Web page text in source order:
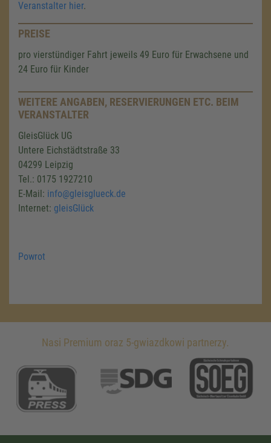
Veranstalter hier.
PREISE
pro vierstündiger Fahrt jeweils 49 Euro für Erwachsene und
24 Euro für Kinder
WEITERE ANGABEN, RESERVIERUNGEN ETC. BEIM
VERANSTALTER
GleisGlück UG
Untere Eichstädtstraße 33
04299 Leipzig
Tel.: 0175 1927210
E-Mail: info@gleisglueck.de
Internet: gleisGlück
Powrot
Nasi Premium oraz 5-gwiazdkowi partnerzy.